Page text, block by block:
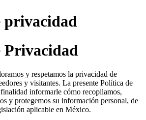
privacidad
Privacidad
y respetamos la privacidad de
y visitantes. La presente Política de
informarle cómo recopilamos,
y protegemos su información personal, de
aplicable en México.